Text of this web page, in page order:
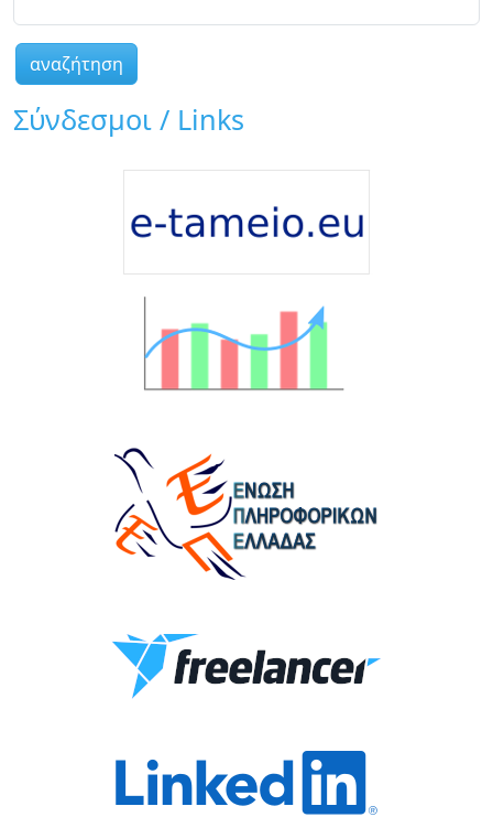
Σύνδεσμοι / Links